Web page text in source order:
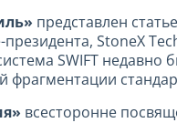
представлен
StoneX
SWIFT
всесторонне